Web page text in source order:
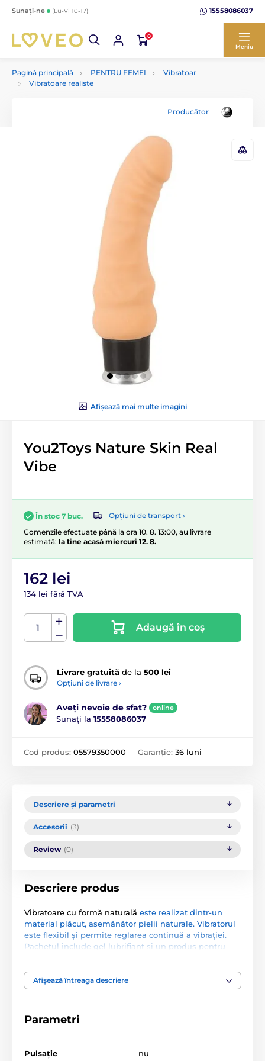
Sunați-ne (Lu-Vi 10-17) 15558086037
0
Meniu
Pagină principală PENTRU FEMEI
Vibratoar
Vibratoare realiste
Producător
Afișează mai multe imagini
You2Toys Nature Skin Real
Vibe
În stoc 7 buc.
Opțiuni de transport ›
Comenzile efectuate până la ora 10. 8. 13:00, au livrare
estimată: la tine acasă miercuri 12. 8.
162 lei
134 lei fără TVA
Adaugă în coș
Livrare gratuită de la 500 lei
Opțiuni de livrare ›
Aveți nevoie de sfat? online
Sunați la 15558086037
Cod produs: 05579350000 Garanție: 36 luni
Descriere și parametri
Accesorii (3)
Review (0)
Descriere produs
Vibratoare cu formă naturală este realizat dintr-un
material plăcut, asemănător pielii naturale. Vibratorul
este flexibil și permite reglarea continuă a vibrației.
Pachetul include gel lubrifiant și un produs pentru
Dimensiuni: 17,5 cm lungime, diametru 2-4 cm.
Afișează întreaga descriere
Parametri
Pulsație nu